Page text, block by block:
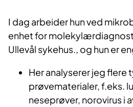
I dag arbeider hun ved
enhet for
Ullevål sykehus., og hun er
Her analyserer jeg flere
prøvematerialer, f.eks.
neseprøver, norovirus i